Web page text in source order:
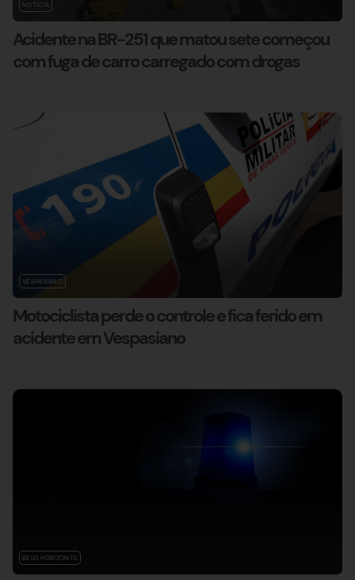
NOTÍCIA
Acidente na BR-251 que matou sete começou
com fuga de carro carregado com drogas
VESPASIANO
Motociclista perde o controle e fica ferido em
acidente em Vespasiano
BELO HORIZONTE